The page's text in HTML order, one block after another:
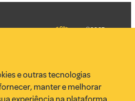
©2025
e outras tecnologias
manter e melhorar